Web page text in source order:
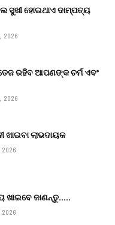
ସୁଖୀ ହୋଇଥାଏ ଦାମ୍ପତ୍ୟ
2026
ରହିବ ଆପଣଙ୍କ ଚର୍ମ ଏବଂ
2026
ଖାଇବା ଲାଭଦାୟକ
ଖାଇବେ ଜାଣନ୍ତୁ.....